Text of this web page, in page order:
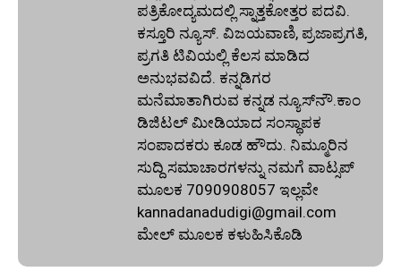
ಪತ್ರಿಕೋದ್ಯಮದಲ್ಲಿ ಸ್ನಾತ್ತಕೋತ್ತರ ಪದವಿ.
ಕಸ್ತೂರಿ ನ್ಯೂಸ್‌. ವಿಜಯವಾಣಿ, ಪ್ರಜಾಪ್ರಗತಿ,
ಪ್ರಗತಿ ಟಿವಿಯಲ್ಲಿ ಕೆಲಸ ಮಾಡಿದ
ಅನುಭವವಿದೆ. ಕನ್ನಡಿಗರ
ಮನೆಮಾತಾಗಿರುವ ಕನ್ನಡ ನ್ಯೂಸ್‌ನೌ.ಕಾಂ
ಡಿಜಿಟಲ್‌ ಮೀಡಿಯಾದ ಸಂಸ್ಥಾಪಕ
ಸಂಪಾದಕರು ಕೂಡ ಹೌದು. ನಿಮ್ಮೂರಿನ
ಸುದ್ದಿ ಸಮಾಚಾರಗಳನ್ನು ನಮಗೆ ವಾಟ್ಸಪ್‌
ಮೂಲಕ 7090908057 ಇಲ್ಲವೇ
kannadanadudigi@gmail.com
ಮೇಲ್‌ ಮೂಲಕ ಕಳುಹಿಸಿಕೊಡಿ